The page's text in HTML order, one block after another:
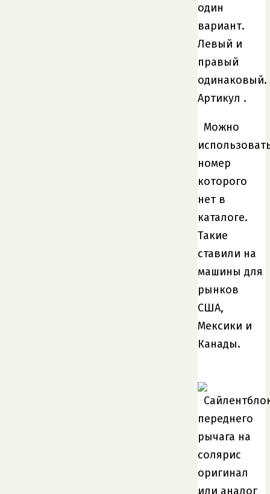
один
вариант.
Левый и
правый
одинаковый.
Артикул .
Можно
номер
которого
нет в
каталоге.
Такие
ставили на
машины для
рынков
США,
Мексики и
Канады.